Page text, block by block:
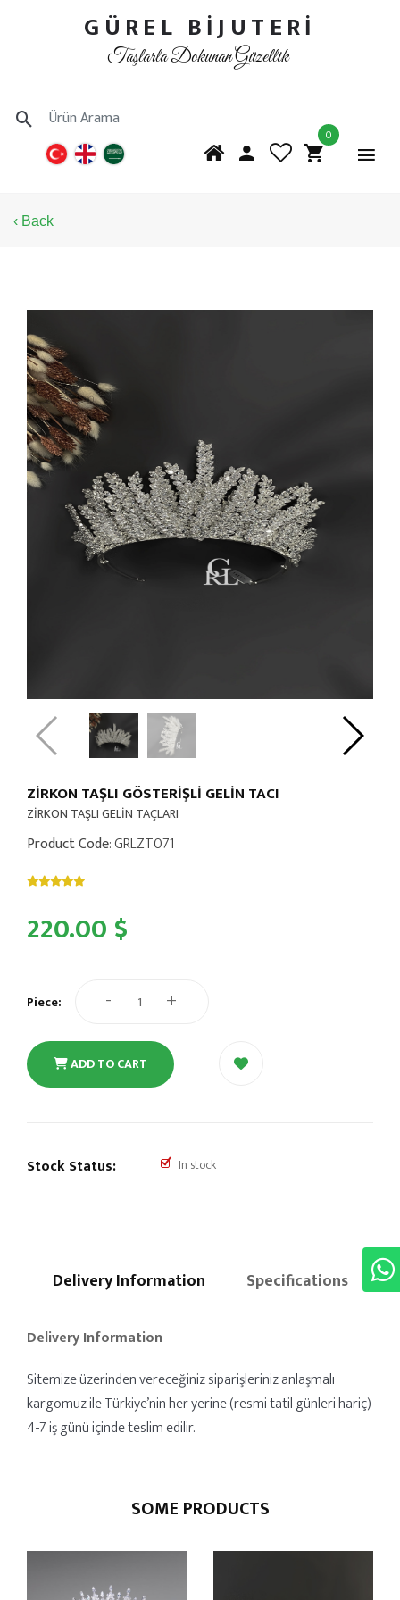
GÜREL BİJUTERİ
Taşlarla Dokunan Güzellik
0
‹ Back
ZİRKON TAŞLI GÖSTERİŞLİ GELİN TACI
ZİRKON TAŞLI GELİN TAÇLARI
Product Code: GRLZT071
220.00 $
Piece: - +
ADD TO CART
Stock Status: In stock
Delivery Information Specifications
Delivery Information
Sitemize üzerinden vereceğiniz siparişleriniz anlaşmalı
kargomuz ile Türkiye’nin her yerine (resmi tatil günleri hariç)
4-7 iş günü içinde teslim edilir.
SOME PRODUCTS